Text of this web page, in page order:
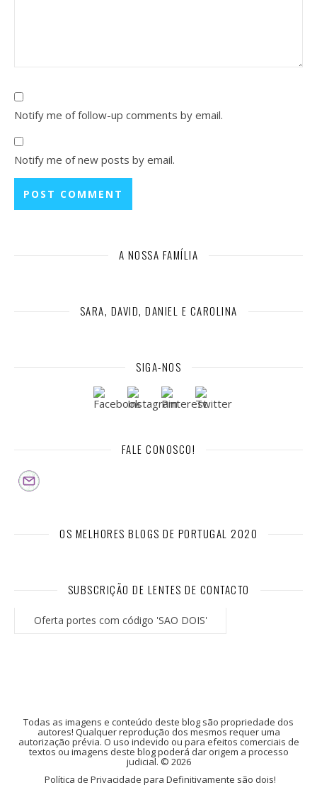
Notify me of follow-up comments by email.
Notify me of new posts by email.
A NOSSA FAMÍLIA
SARA, DAVID, DANIEL E CAROLINA
SIGA-NOS
FALE CONOSCO!
OS MELHORES BLOGS DE PORTUGAL 2020
SUBSCRIÇÃO DE LENTES DE CONTACTO
Oferta portes com código 'SAO DOIS'
Todas as imagens e conteúdo deste blog são propriedade dos
autores! Qualquer reprodução dos mesmos requer uma
autorização prévia. O uso indevido ou para efeitos comerciais de
textos ou imagens deste blog poderá dar origem a processo
judicial. © 2026
Política de Privacidade para Definitivamente são dois!